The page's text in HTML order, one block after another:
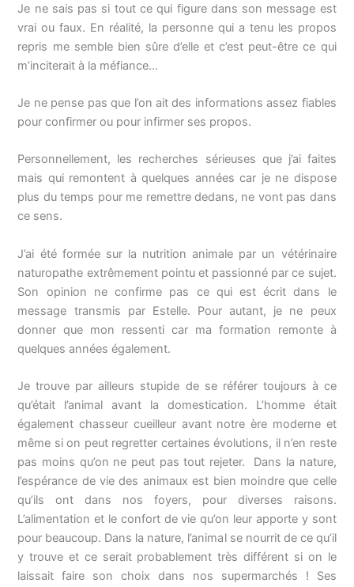
Je ne sais pas si tout ce qui figure dans son message est
vrai ou faux. En réalité, la personne qui a tenu les propos
repris me semble bien sûre d’elle et c’est peut-être ce qui
m’inciterait à la méfiance…
Je ne pense pas que l’on ait des informations assez fiables
pour confirmer ou pour infirmer ses propos.
Personnellement, les recherches sérieuses que j’ai faites
mais qui remontent à quelques années car je ne dispose
plus du temps pour me remettre dedans, ne vont pas dans
ce sens.
J’ai été formée sur la nutrition animale par un vétérinaire
naturopathe extrêmement pointu et passionné par ce sujet.
Son opinion ne confirme pas ce qui est écrit dans le
message transmis par Estelle. Pour autant, je ne peux
donner que mon ressenti car ma formation remonte à
quelques années également.
Je trouve par ailleurs stupide de se référer toujours à ce
qu’était l’animal avant la domestication. L’homme était
également chasseur cueilleur avant notre ère moderne et
même si on peut regretter certaines évolutions, il n’en reste
pas moins qu’on ne peut pas tout rejeter. Dans la nature,
l’espérance de vie des animaux est bien moindre que celle
qu’ils ont dans nos foyers, pour diverses raisons.
L’alimentation et le confort de vie qu’on leur apporte y sont
pour beaucoup. Dans la nature, l’animal se nourrit de ce qu’il
y trouve et ce serait probablement très différent si on le
laissait faire son choix dans nos supermarchés ! Ses